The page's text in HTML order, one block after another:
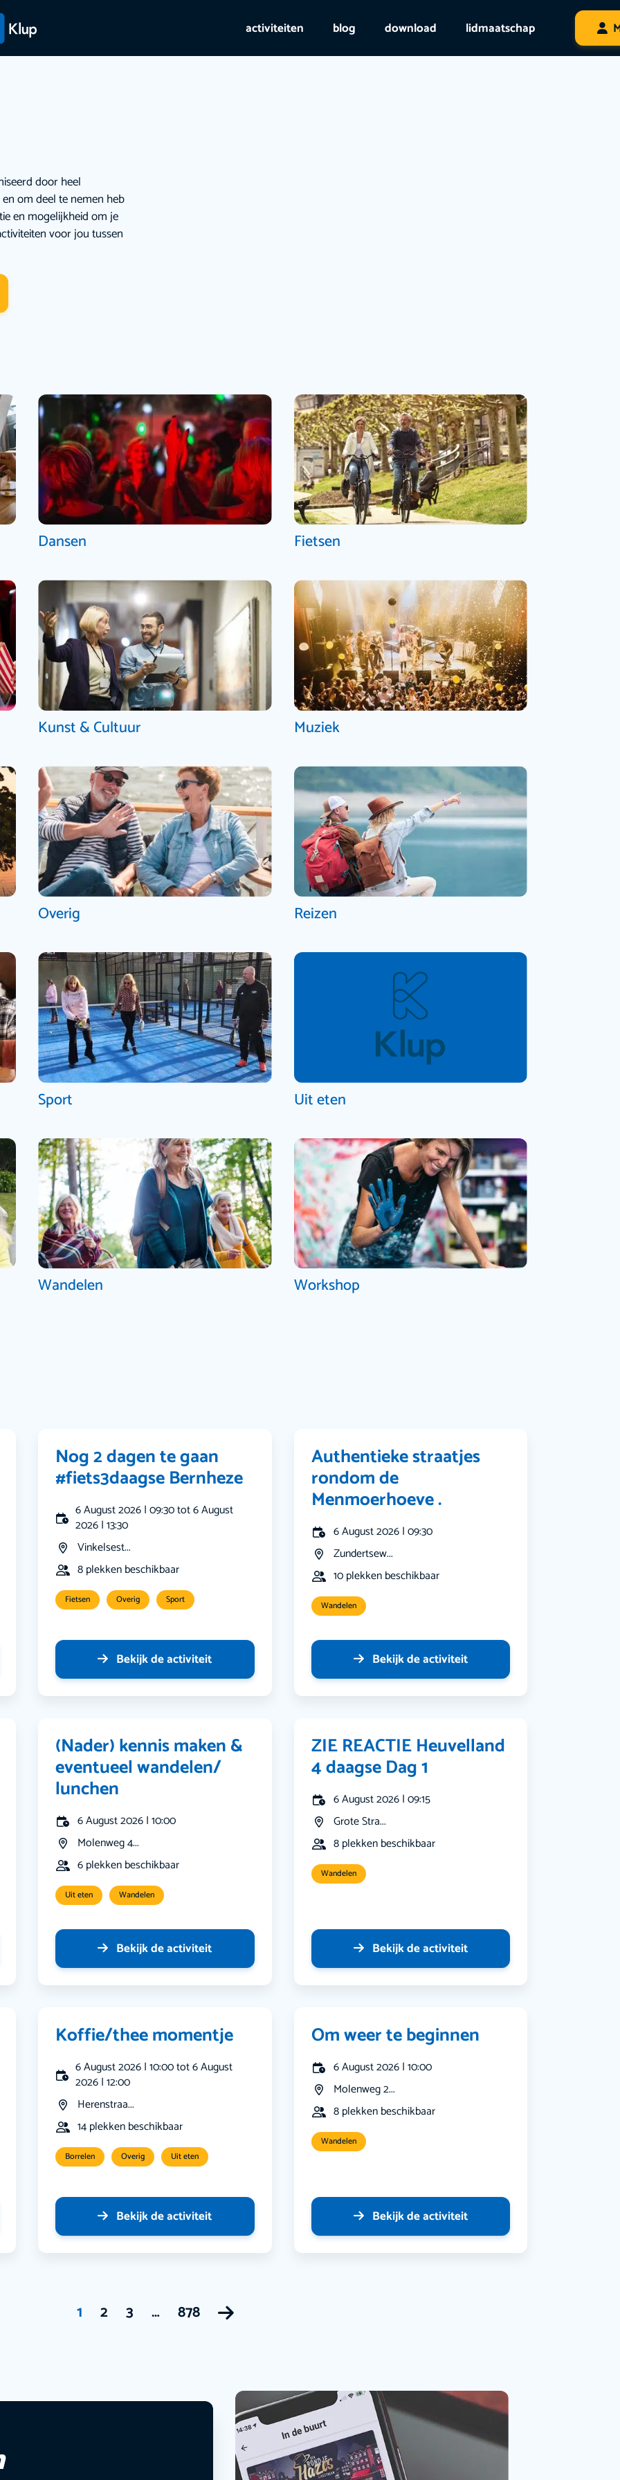
activiteiten blog download lidmaatschap
door heel
om deel te nemen heb
en mogelijkheid om je
voor jou tussen
Dansen Fietsen
Kunst & Cultuur Muziek
Overig Reizen
Sport Uit eten
Wandelen Workshop
Nog 2 dagen te gaan
#fiets3daagse Bernheze
6 August 2026 | 09:30 tot 6 August
2026 | 13:30
Vinkelsest...
8 plekken beschikbaar
Fietsen Overig Sport
Bekijk de activiteit
Authentieke straatjes
rondom de
Menmoerhoeve .
6 August 2026 | 09:30
Zundertsew...
10 plekken beschikbaar
Wandelen
Bekijk de activiteit
(Nader) kennis maken &
eventueel wandelen/
lunchen
6 August 2026 | 10:00
Molenweg 4...
6 plekken beschikbaar
Uit eten Wandelen
Bekijk de activiteit
ZIE REACTIE Heuvelland
4 daagse Dag 1
6 August 2026 | 09:15
Grote Stra...
8 plekken beschikbaar
Wandelen
Bekijk de activiteit
Koffie/thee momentje
6 August 2026 | 10:00 tot 6 August
2026 | 12:00
Herenstraa...
14 plekken beschikbaar
Borrelen Overig Uit eten
Bekijk de activiteit
Om weer te beginnen
6 August 2026 | 10:00
Molenweg 2...
8 plekken beschikbaar
Wandelen
Bekijk de activiteit
1 2 3 … 878